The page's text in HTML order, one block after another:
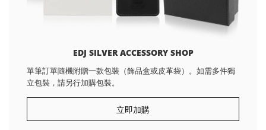
EDJ SILVER ACCESSORY SHOP
單筆訂單隨機附贈一款包裝（飾品盒或皮革袋）。如需多件獨
立包裝，請另行加購包裝。
立即加購